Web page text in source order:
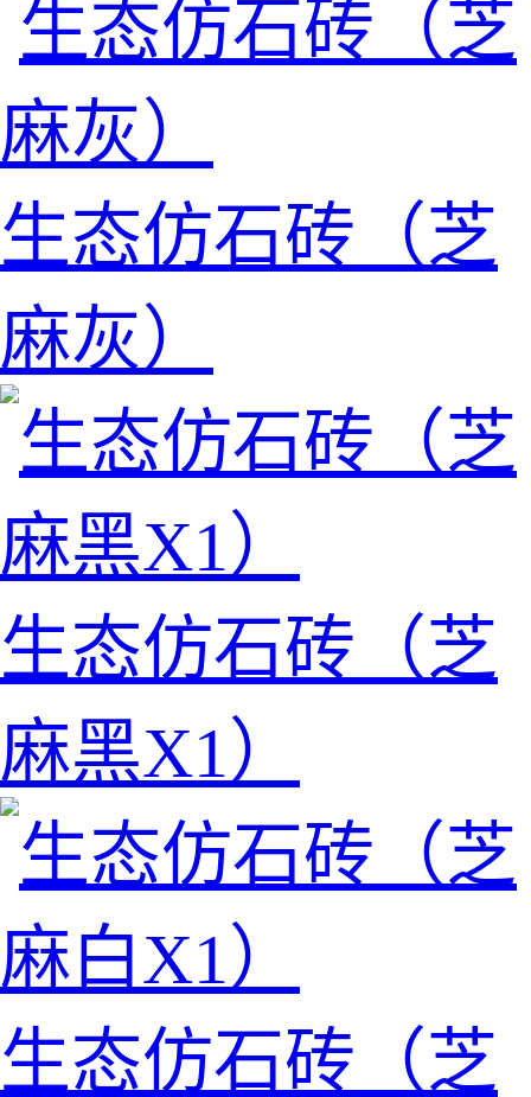
生态仿石砖（芝
麻灰）
生态仿石砖（芝
麻黑X1）
生态仿石砖（芝